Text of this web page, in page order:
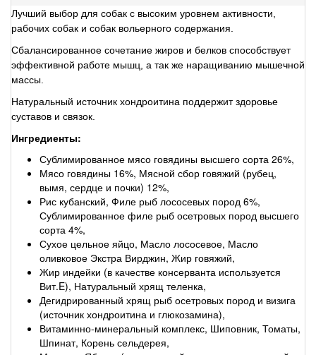
Лучший выбор для собак с высоким уровнем активности,
рабочих собак и собак вольерного содержания.
Сбалансированное сочетание жиров и белков способствует
эффективной работе мышц, а так же наращиванию мышечной
массы.
Натуральный источник хондроитина поддержит здоровье
суставов и связок.
Ингредиенты:
Сублимированное мясо говядины высшего сорта 26%,
Мясо говядины 16%, Мясной сбор говяжий (рубец,
вымя, сердце и почки) 12%,
Рис кубанский, Филе рыб лососевых пород 6%,
Сублимированное филе рыб осетровых пород высшего
сорта 4%,
Сухое цельное яйцо, Масло лососевое, Масло
оливковое Экстра Вирджин, Жир говяжий,
Жир индейки (в качестве консерванта используется
Вит.E), Натуральный хрящ теленка,
Дегидрированный хрящ рыб осетровых пород и визига
(источник хондроитина и глюкозамина),
Витаминно-минеральный комплекс, Шиповник, Томаты,
Шпинат, Корень сельдерея,